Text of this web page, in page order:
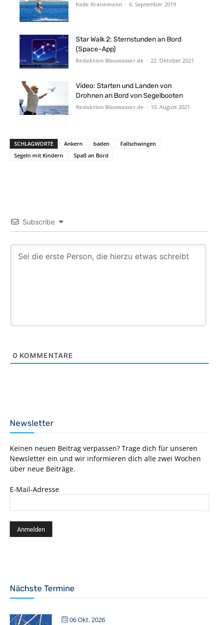
Kalle Kranemann - 6. September 2019
Star Walk 2: Sternstunden an Bord
(Space-App)
Redaktion Blauwasser.de - 22. Oktober 2021
Video: Starten und Landen von
Drohnen an Bord von Segelbooten
Redaktion Blauwasser.de - 10. August 2021
SCHLAGWORTE Ankern baden
Fallschwingen
Segeln mit Kindern
Spaß an Bord
Subscribe
0 KOMMENTARE
Newsletter
Keinen neuen Beitrag verpassen? Trage dich für unseren
Newsletter ein und wir informieren dich alle zwei Wochen
über neue Beiträge.
E-Mail-Adresse
Nächste Termine
06 Okt. 2026